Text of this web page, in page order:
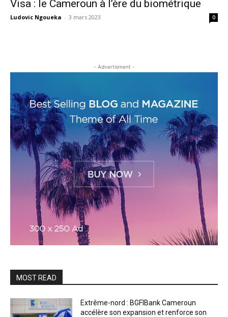
Visa : le Cameroun à l’ère du biométrique
Ludovic Ngoueka - 3 mars 2023 0
- Advertisment -
MOST READ
Extrême-nord : BGFIBank Cameroun
accélère son expansion et renforce son